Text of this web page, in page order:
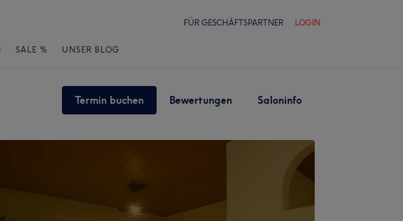
FÜR GESCHÄFTSPARTNER LOGIN
SALE % UNSER BLOG
Termin buchen Bewertungen Saloninfo